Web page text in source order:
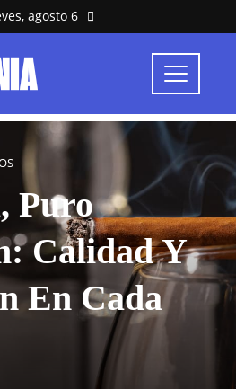
agosto 6
Puro
Calidad Y
En Cada